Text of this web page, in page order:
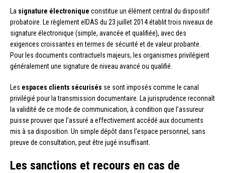
La signature électronique constitue un élément central du dispositif
probatoire. Le règlement eIDAS du 23 juillet 2014 établit trois niveaux de
signature électronique (simple, avancée et qualifiée), avec des
exigences croissantes en termes de sécurité et de valeur probante.
Pour les documents contractuels majeurs, les organismes privilégient
généralement une signature de niveau avancé ou qualifié.
Les espaces clients sécurisés se sont imposés comme le canal
privilégié pour la transmission documentaire. La jurisprudence reconnaît
la validité de ce mode de communication, à condition que l’assureur
puisse prouver que l’assuré a effectivement accédé aux documents
mis à sa disposition. Un simple dépôt dans l’espace personnel, sans
preuve de consultation, peut être jugé insuffisant.
Les sanctions et recours en cas de